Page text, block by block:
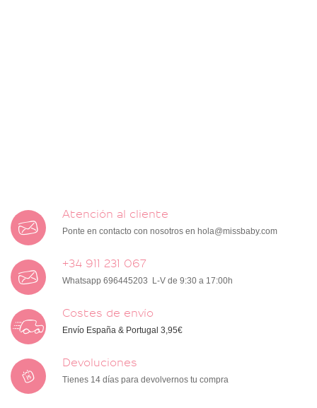
Atención al cliente
Ponte en contacto con nosotros en hola@missbaby.com
+34 911 231 067
Whatsapp 696445203 L-V de 9:30 a 17:00h
Costes de envío
Envío España & Portugal 3,95€
Devoluciones
Tienes 14 días para devolvernos tu compra